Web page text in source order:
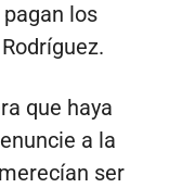
los
que haya
a la
ser